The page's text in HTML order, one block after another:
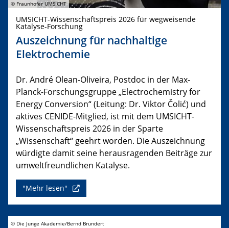
© Fraunhofer UMSICHT
UMSICHT-Wissenschaftspreis 2026 für wegweisende
Katalyse-Forschung
Auszeichnung für nachhaltige
Elektrochemie
Dr. André Olean-Oliveira, Postdoc in der Max-
Planck-Forschungsgruppe „Electrochemistry for
Energy Conversion“ (Leitung: Dr. Viktor Čolić) und
aktives CENIDE-Mitglied, ist mit dem UMSICHT-
Wissenschaftspreis 2026 in der Sparte
„Wissenschaft“ geehrt worden. Die Auszeichnung
würdigte damit seine herausragenden Beiträge zur
umweltfreundlichen Katalyse.
"Mehr lesen"
© Die Junge Akademie/Bernd Brundert